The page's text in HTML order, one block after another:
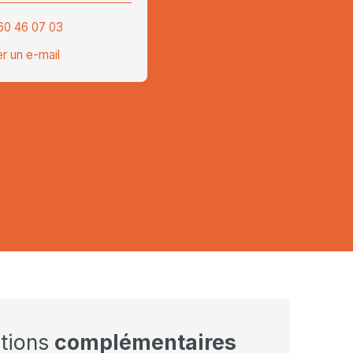
46 07 03
un e-mail
complémentaires